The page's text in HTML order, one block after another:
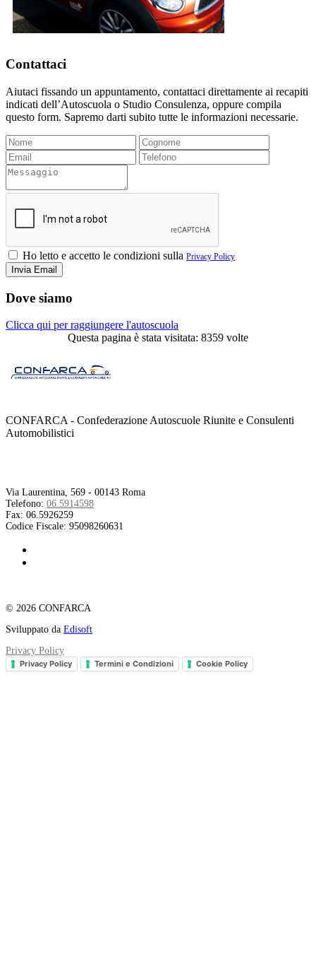
Contattaci
Aiutaci fissando un appuntamento, contattaci direttamente ai recapiti
indicati dell’Autoscuola o Studio Consulenza, oppure compila
questo form. Sapremo darti subito tutte le informazioni necessarie.
Ho letto e accetto le condizioni sulla Privacy Policy
Dove siamo
Clicca qui per raggiungere l'autoscuola
Questa pagina è stata visitata: 8359 volte
CONFARCA - Confederazione Autoscuole Riunite e Consulenti
Automobilistici
Via Laurentina, 569 - 00143 Roma
Telefono: 06.5914598
Fax: 06.5926259
Codice Fiscale: 95098260631
© 2026 CONFARCA
Sviluppato da Edisoft
Privacy Policy
Privacy Policy Termini e Condizioni Cookie Policy